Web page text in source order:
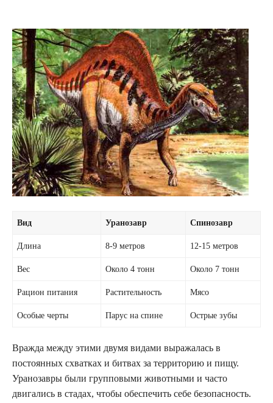
Вид Уранозавр Спинозавр
Длина 8-9 метров 12-15 метров
Вес Около 4 тонн Около 7 тонн
Рацион питания Растительность Мясо
Особые черты Парус на спине Острые зубы
Вражда между этими двумя видами выражалась в
постоянных схватках и битвах за территорию и пищу.
Уранозавры были групповыми животными и часто
двигались в стадах, чтобы обеспечить себе безопасность.